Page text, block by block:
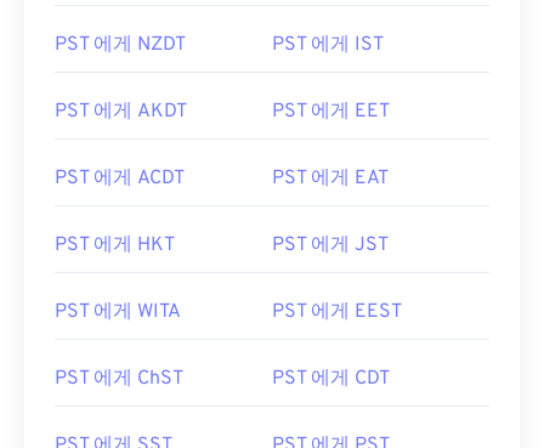
PST 에게 NZDT PST 에게 IST
PST 에게 AKDT PST 에게 EET
PST 에게 ACDT PST 에게 EAT
PST 에게 HKT PST 에게 JST
PST 에게 WITA PST 에게 EEST
PST 에게 ChST PST 에게 CDT